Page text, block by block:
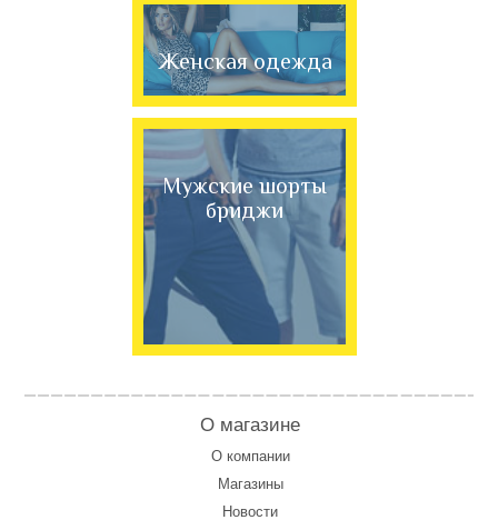
Женская одежда
Мужские шорты
бриджи
О магазине
О компании
Магазины
Новости